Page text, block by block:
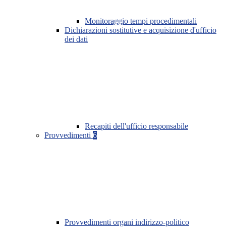
Monitoraggio tempi procedimentali
Dichiarazioni sostitutive e acquisizione d'ufficio
dei dati
Recapiti dell'ufficio responsabile
Provvedimenti 6
Provvedimenti organi indirizzo-politico